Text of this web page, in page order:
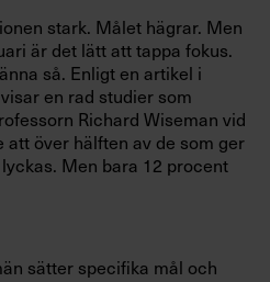
stark. Målet hägrar. Men
är det lätt att tappa fokus.
så. Enligt en artikel i
visar en rad studier som
Richard Wiseman vid
över hälften av de som ger
Men bara 12 procent
sätter specifika mål och